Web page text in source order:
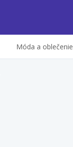
Móda a oblečenie